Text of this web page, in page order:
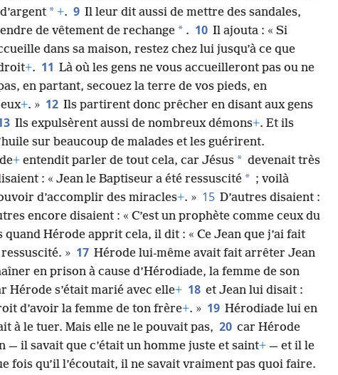
* +. 9 Il leur dit aussi de mettre des sandales,
de vêtement de rechange * . 10 Il ajouta : « Si
dans sa maison, restez chez lui jusqu’à ce que
+. 11 Là où les gens ne vous accueilleront pas ou ne
en partant, secouez la terre de vos pieds, en
+. » 12 Ils partirent donc prêcher en disant aux gens
Ils expulsèrent aussi de nombreux démons+. Et ils
sur beaucoup de malades et les guérirent.
+ entendit parler de tout cela, car Jésus * devenait très
: « Jean le Baptiseur a été ressuscité * ; voilà
d’accomplir des miracles+. » 15 D’autres disaient :
encore disaient : « C’est un prophète comme ceux du
quand Hérode apprit cela, il dit : « Ce Jean que j’ai fait
» 17 Hérode lui-même avait fait arrêter Jean
en prison à cause d’Hérodiade, la femme de son
Hérode s’était marié avec elle+ 18 et Jean lui disait :
d’avoir la femme de ton frère+. » 19 Hérodiade lui en
à le tuer. Mais elle ne le pouvait pas, 20 car Hérode
— il savait que c’était un homme juste et saint+ — et il le
fois qu’il l’écoutait, il ne savait vraiment pas quoi faire.